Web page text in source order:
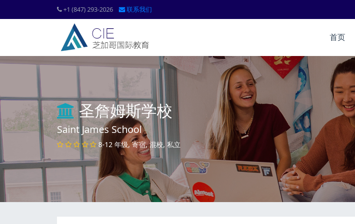
+1 (847) 293-2026 联系我们
首页
圣詹姆斯学校
Saint James School
8-12 年级, 寄宿, 混校, 私立